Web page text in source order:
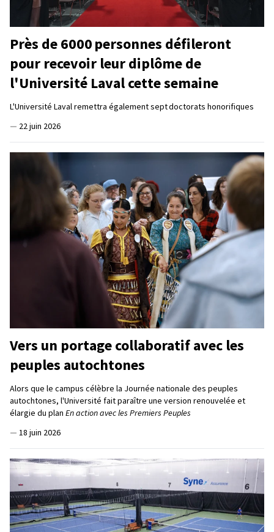
Près de 6000 personnes défileront
pour recevoir leur diplôme de
l'Université Laval cette semaine
L'Université Laval remettra également sept doctorats honorifiques
— 22 juin 2026
Vers un portage collaboratif avec les
peuples autochtones
Alors que le campus célèbre la Journée nationale des peuples
autochtones, l'Université fait paraître une version renouvelée et
élargie du plan En action avec les Premiers Peuples
— 18 juin 2026